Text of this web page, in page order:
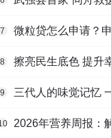
7 微粒贷怎么申请？申
8 擦亮民生底色 提升幸福
9 三代人的味觉记忆 一座城的
2026年营养周报：解读十大